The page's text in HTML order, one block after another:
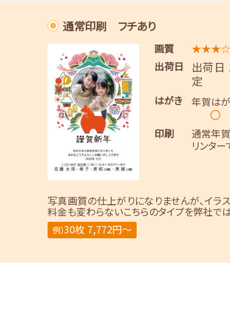
通常印刷 フチあり
画質
出荷日
出荷日
定
はがき 年賀は
〇
印刷
通常年
リンター
写真画質の仕上がりになりませんが、イラ
料金も変わらないこちらのタイプを弊社で
例）30枚 7,772円～